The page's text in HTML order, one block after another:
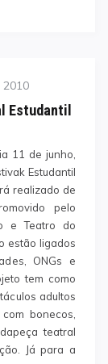
2010
Estudantil
11 de junho,
Estudantil
realizado de
pelo
e Teatro do
estão ligados
ONGs e
tem como
adultos
bonecos,
teatral
Já para a